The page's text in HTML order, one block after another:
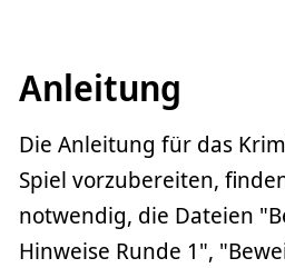
Anleitung
Die Anleitung für das
Spiel vorzubereiten,
notwendig, die Dateien
Hinweise Runde 1",